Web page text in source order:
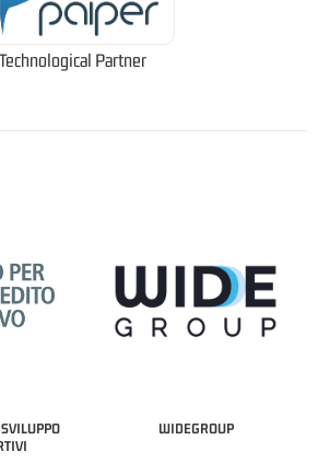
Technological Partner
WIDEGROUP